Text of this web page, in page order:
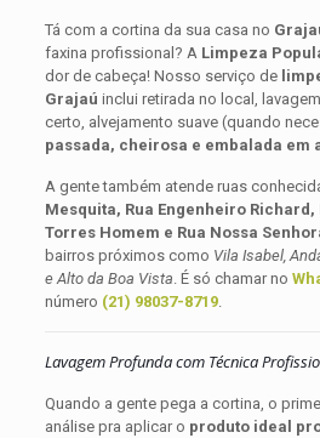
Tá com a cortina da sua casa no
faxina profissional? A Limpeza
dor de cabeça! Nosso serviço de
Grajaú inclui retirada no local,
certo, alvejamento suave (quando
passada, cheirosa e embalada em
A gente também atende ruas
Mesquita, Rua Engenheiro Richard,
Torres Homem e Rua Nossa
bairros próximos como Vila Isabel,
e Alto da Boa Vista . É só chamar no
número (21) 98037-8719.
Lavagem Profunda com Técnica
Quando a gente pega a cortina, o
análise pra aplicar o produto ideal